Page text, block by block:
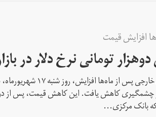
افزایش قیمت
تومانی نرخ دلار در
نرخ ارزهای خارجی پس از ماه‌ها افزایش، روز شنبه ۱۷
چشمگیری کاهش یافت. این کاهش قیمت، پس از
بانک مرکزی...